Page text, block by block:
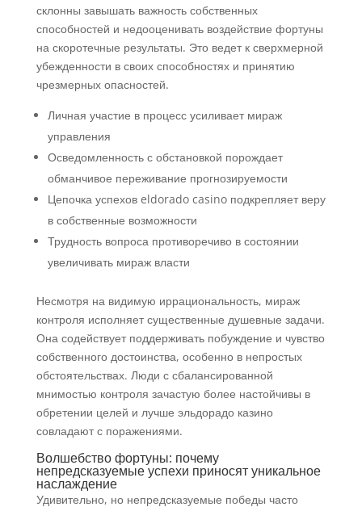
склонны завышать важность собственных
способностей и недооценивать воздействие фортуны
на скоротечные результаты. Это ведет к сверхмерной
убежденности в своих способностях и принятию
чрезмерных опасностей.
Личная участие в процесс усиливает мираж
управления
Осведомленность с обстановкой порождает
обманчивое переживание прогнозируемости
Цепочка успехов eldorado casino подкрепляет веру
в собственные возможности
Трудность вопроса противоречиво в состоянии
увеличивать мираж власти
Несмотря на видимую иррациональность, мираж
контроля исполняет существенные душевные задачи.
Она содействует поддерживать побуждение и чувство
собственного достоинства, особенно в непростых
обстоятельствах. Люди с сбалансированной
мнимостью контроля зачастую более настойчивы в
обретении целей и лучше эльдорадо казино
совладают с поражениями.
Волшебство фортуны: почему
непредсказуемые успехи приносят уникальное
наслаждение
Удивительно, но непредсказуемые победы часто